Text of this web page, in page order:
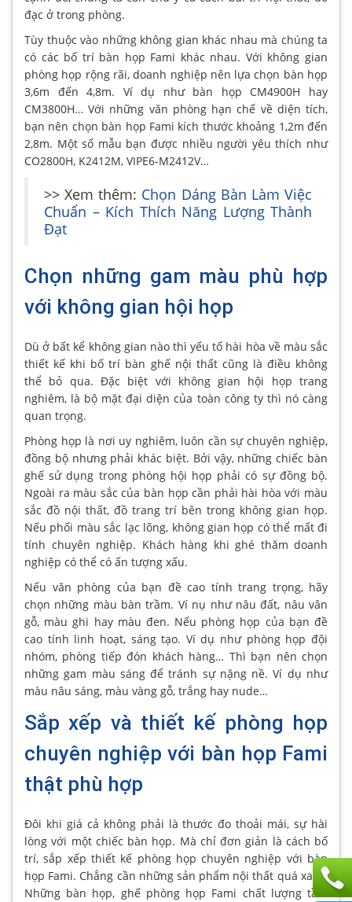
đạc ở trong phòng.
Tùy thuộc vào những không gian khác nhau mà chúng ta
có các bố trí bàn họp Fami khác nhau. Với không gian
phòng họp rộng rãi, doanh nghiệp nên lựa chọn bàn họp
3,6m đến 4,8m. Ví dụ như bàn họp CM4900H hay
CM3800H… Với những văn phòng hạn chế về diện tích,
bạn nên chọn bàn họp Fami kích thước khoảng 1,2m đến
2,8m. Một số mẫu bạn được nhiều người yêu thích như
CO2800H, K2412M, VIPE6-M2412V…
>> Xem thêm: Chọn Dáng Bàn Làm Việc
Chuẩn – Kích Thích Năng Lượng Thành
Đạt
Chọn những gam màu phù hợp
với không gian hội họp
Dù ở bất kể không gian nào thì yếu tố hài hòa về màu sắc
thiết kế khi bố trí bàn ghế nội thất cũng là điều không
thể bỏ qua. Đặc biệt với không gian hội họp trang
nghiêm, là bộ mặt đại diện của toàn công ty thì nó càng
quan trọng.
Phòng họp là nơi uy nghiêm, luôn cần sự chuyên nghiệp,
đồng bộ nhưng phải khác biệt. Bởi vậy, những chiếc bàn
ghế sử dụng trong phòng hội họp phải có sự đồng bộ.
Ngoài ra màu sắc của bàn họp cần phải hài hòa với màu
sắc đồ nội thất, đồ trang trí bên trong không gian họp.
Nếu phối màu sắc lạc lõng, không gian họp có thể mất đi
tính chuyên nghiệp. Khách hàng khi ghé thăm doanh
nghiệp có thể có ấn tượng xấu.
Nếu văn phòng của bạn đề cao tính trang trọng, hãy
chọn những màu bàn trầm. Ví nụ như nâu đất, nâu vân
gỗ, màu ghi hay màu đen. Nếu phòng họp của bạn đề
cao tính linh hoạt, sáng tạo. Ví dụ như phòng họp đội
nhóm, phòng tiếp đón khách hàng… Thì bạn nên chọn
những gam màu sáng để tránh sự nặng nề. Ví dụ như
màu nâu sáng, màu vàng gỗ, trắng hay nude…
Sắp xếp và thiết kế phòng họp
chuyên nghiệp với bàn họp Fami
thật phù hợp
Đôi khi giá cả không phải là thước đo thoải mái, sự hài
lòng với một chiếc bàn họp. Mà chỉ đơn giản là cách bố
trí, sắp xếp thiết kế phòng họp chuyên nghiệp với bàn
họp Fami. Chẳng cần những sản phẩm nội thất quá xa xỉ.
Những bàn họp, ghế phòng họp Fami chất lượng tầm